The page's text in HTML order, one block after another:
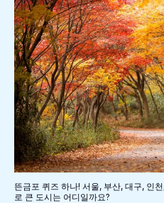
뜬금포 퀴즈 하나! 서울, 부산, 대구, 인
로 큰 도시는 어디일까요?